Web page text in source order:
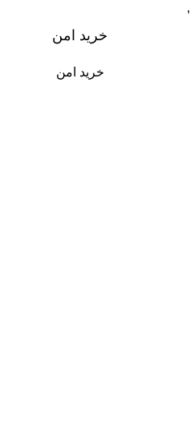
,
خرید امن
خرید امن